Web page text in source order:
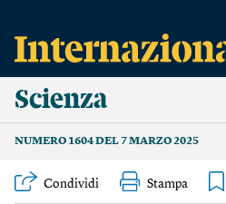
Scienza
NUMERO 1604 DEL 7 MARZO 2025
Condividi Stampa